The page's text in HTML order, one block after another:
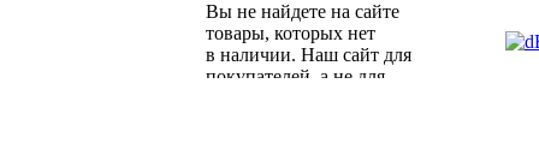
Вы не найдете на сайте
товары, которых нет
в наличии. Наш сайт для
покупателей, а не для